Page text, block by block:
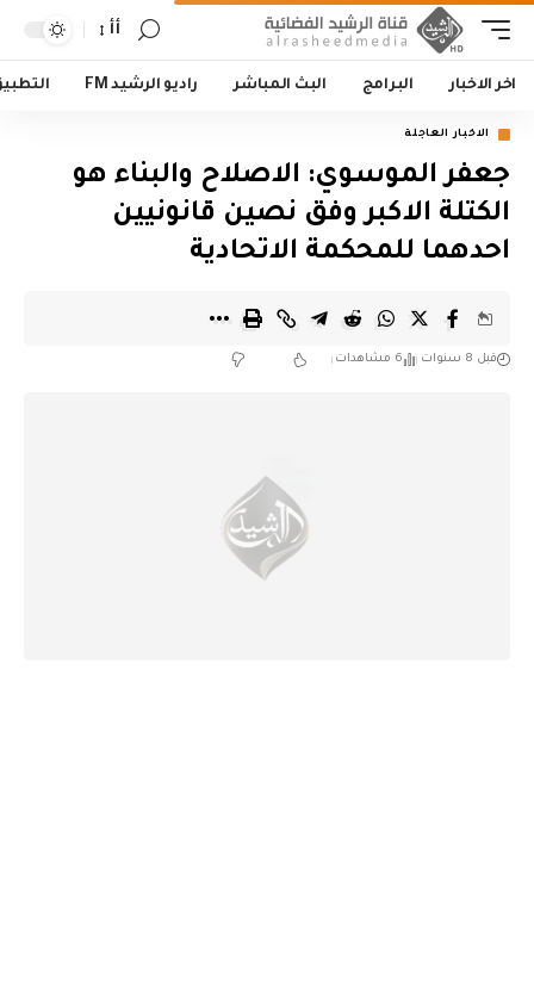
أأ
اخر الاخبار البرامج البث المباشر راديو الرشيد FM
الاخبار العاجلة
جعفر الموسوي: الاصلاح والبناء هو
الكتلة الاكبر وفق نصين قانونيين
احدهما للمحكمة الاتحادية
قبل 8 سنوات 6 مشاهدات